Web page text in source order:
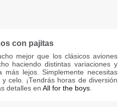
con pajitas
mejor que los clásicos aviones
haciendo distintas variaciones y
lejos. Simplemente necesitas
celo. ¡Tendrás horas de diversión
detalles en All for the boys